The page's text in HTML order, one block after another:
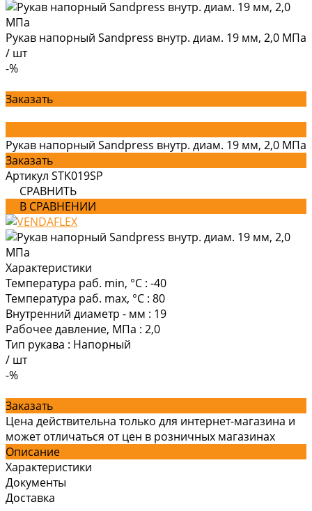
Рукав напорный Sandpress внутр. диам. 19 мм, 2,0 МПа
/ шт
-%
Заказать
Рукав напорный Sandpress внутр. диам. 19 мм, 2,0 МПа
Заказать
Артикул STK019SP
СРАВНИТЬ
В СРАВНЕНИИ
Характеристики
Температура раб. min, °C : -40
Температура раб. max, °C : 80
Внутренний диаметр - мм : 19
Рабочее давление, МПа : 2,0
Тип рукава : Напорный
/ шт
-%
Заказать
Цена действительна только для интернет-магазина и
может отличаться от цен в розничных магазинах
Описание
Характеристики
Документы
Доставка